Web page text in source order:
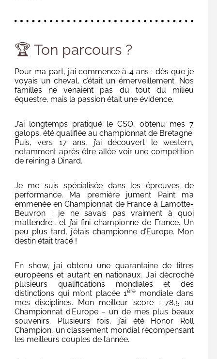
🏆 Ton parcours ?
Pour ma part, j’ai commencé à 4 ans : dès que je
voyais un cheval, c’était un émerveillement. Nos
familles ne venaient pas du tout du milieu
équestre, mais la passion était une évidence.
J’ai longtemps pratiqué le CSO, obtenu mes 7
galops, été qualifiée au championnat de Bretagne.
Puis, vers 17 ans, j’ai découvert le western,
notamment après être allée voir une compétition
de reining à Dinard.
Je me suis spécialisée dans les épreuves de
performance. Ma première jument Paint m’a
emmenée en Championnat de France à Lamotte-
Beuvron : je ne savais pas vraiment à quoi
m’attendre… et j’ai fini championne de France. Un
peu plus tard, j’étais championne d’Europe. Mon
destin était tracé !
En show, j’ai obtenu une quarantaine de titres
européens et autant en nationaux. J’ai décroché
plusieurs qualifications mondiales et des
distinctions qui m’ont placée 1ère
mondiale dans
mes disciplines. Mon meilleur score : 78,5 au
Championnat d’Europe – un de mes plus beaux
souvenirs. Plusieurs fois, j’ai été Honor Roll
Champion, un classement mondial récompensant
les meilleurs couples de l’année.